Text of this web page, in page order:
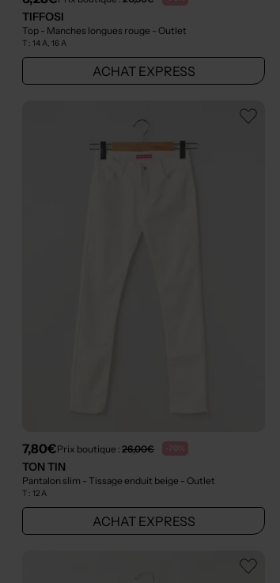
TIFFOSI
Top - Manches longues rouge - Outlet
T :14 A, 16 A
ACHAT EXPRESS
7,80€Prix boutique :26,00€ -70%
TON TIN
Pantalon slim - Tissage enduit beige - Outlet
T :12 A
ACHAT EXPRESS